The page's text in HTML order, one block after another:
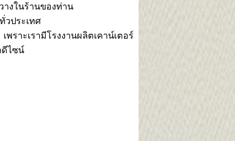
างในร้านของท่าน
วประเทศ
ราะเรามีโรงงานผลิตเคาน์เตอร์
ดีไซน์